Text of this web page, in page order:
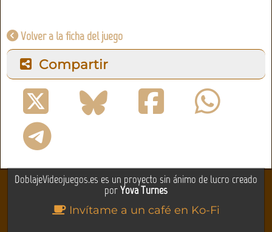
Volver a la ficha del juego
Compartir
DoblajeVideojuegos.es es un proyecto sin ánimo de lucro creado
porYova Turnes
Invítame a un café en Ko-Fi